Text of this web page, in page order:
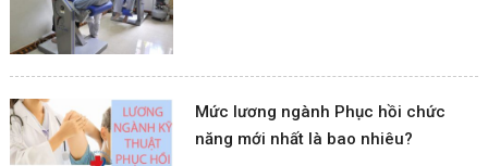
Mức lương ngành Phục hồi chức
năng mới nhất là bao nhiêu?